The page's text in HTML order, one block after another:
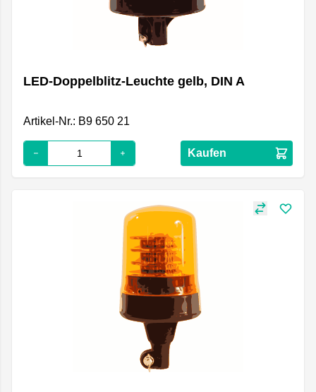
LED-Doppelblitz-Leuchte gelb, DIN A
Artikel-Nr.: B9 650 21
Kaufen